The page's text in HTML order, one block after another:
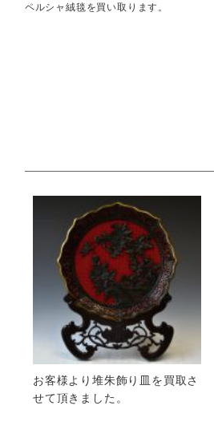
ペルシャ絨毯を買い取ります。
お客様より堆朱飾り皿を買取さ
せて頂きました。